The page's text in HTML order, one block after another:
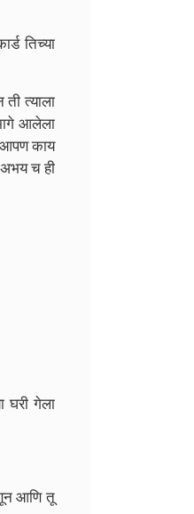
तिच्या
त्याला
आलेला
आपण काय
च ही
घरी गेला
आणि तू